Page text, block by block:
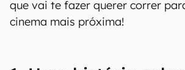
que vai te fazer querer correr
cinema mais próxima!